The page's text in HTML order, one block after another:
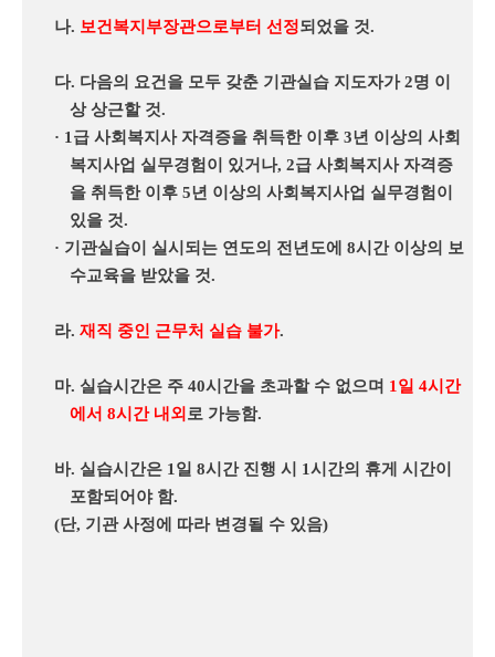
나. 보건복지부장관으로부터 선정되었을 것.
다. 다음의 요건을 모두 갖춘 기관실습 지도자가2명 이
상 상근할 것.
· 1급 사회복지사 자격증을 취득한 이후 3년 이상의 사회
복지사업 실무경험이 있거나, 2급 사회복지사 자격증
을 취득한 이후5년 이상의 사회복지사업 실무경험이
있을 것.
· 기관실습이 실시되는 연도의 전년도에
8시간 이상의 보
수교육을 받았을 것.
라.재직 중인 근무처 실습 불가.
마. 실습시간은 주 40시간을 초과할 수 없으며 1일 4시간
에서 8시간 내외 로 가능함.
바. 실습시간은 1일 8시간 진행 시 1시간의 휴게 시간이
포함되어야 함.
(단, 기관 사정에 따라 변경될 수 있음)